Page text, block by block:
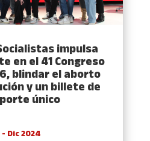
impulsa
en el 41 Congreso
blindar el aborto
y un billete de
único
Dic 2024